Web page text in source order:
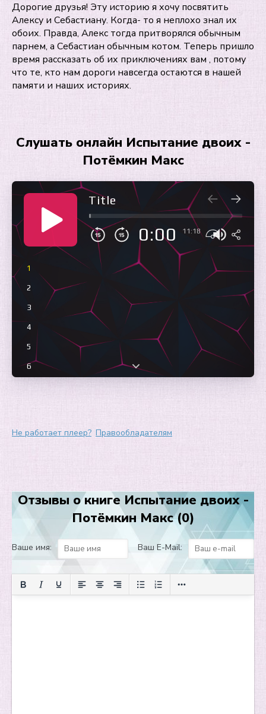
Дорогие друзья! Эту историю я хочу посвятить
Алексу и Себастиану. Когда- то я неплохо знал их
обоих. Правда, Алекс тогда притворялся обычным
парнем, а Себастиан обычным котом. Теперь пришло
время рассказать об их приключениях вам , потому
что те, кто нам дороги навсегда остаются в нашей
памяти и наших историях.
Слушать онлайн Испытание двоих -
Потёмкин Макс
Title
0:00 11:18
1
2
3
4
5
6
Не работает плеер? Правообладателям
Отзывы о книге Испытание двоих -
Потёмкин Макс (0)
Ваше имя: Ваш E-Mail: